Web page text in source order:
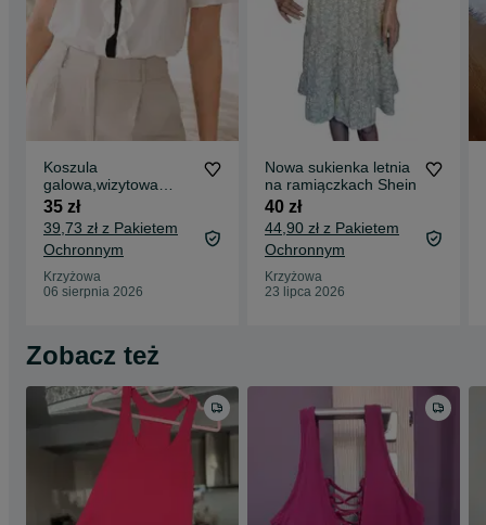
Koszula
galowa,wizytowa
35 zł
39,73 zł z Pakietem
Ochronnym
Krzyżowa
06 sierpnia 2026
Nowa sukienka letnia
na ramiączkach Shein
40 zł
44,90 zł z Pakietem
Ochronnym
Krzyżowa
23 lipca 2026
Zobacz też